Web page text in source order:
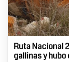
Ruta Nacional
gallinas y